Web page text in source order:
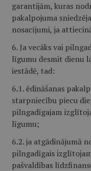
garantijām, kuras
pakalpojuma
nosacījumi, ja
6. Ja vecāks vai
līgumu desmit dienu
iestādē, tad:
6.1. ēdināšanas
starpniecību piecu
pilngadīgajam
līgumu;
6.2. ja atgādinājumā
pilngadīgais
pašvaldības